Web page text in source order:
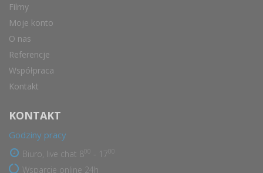
Filmy
Moje konto
O nas
Referencje
Współpraca
Kontakt
KONTAKT
Godziny pracy
Biuro, live chat 8 - 17
Wsparcie online 24h